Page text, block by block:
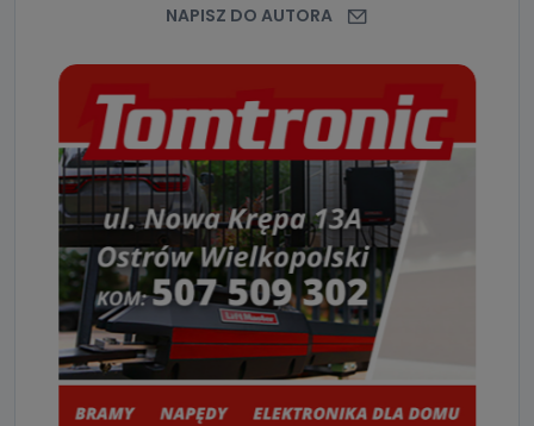
NAPISZ DO AUTORA